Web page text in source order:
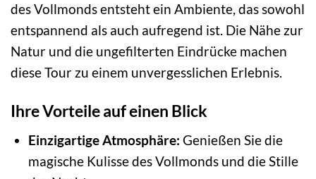
des Vollmonds entsteht ein Ambiente, das sowohl
entspannend als auch aufregend ist. Die Nähe zur
Natur und die ungefilterten Eindrücke machen
diese Tour zu einem unvergesslichen Erlebnis.
Ihre Vorteile auf einen Blick
Einzigartige Atmosphäre: Genießen Sie die
magische Kulisse des Vollmonds und die Stille